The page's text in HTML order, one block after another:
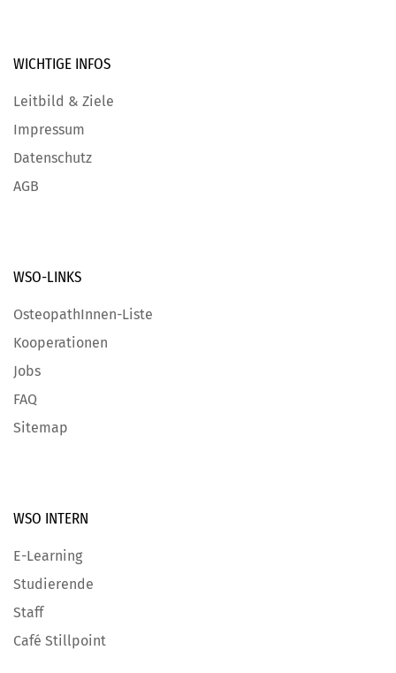
WICHTIGE INFOS
Leitbild & Ziele
Impressum
Datenschutz
AGB
WSO-LINKS
OsteopathInnen-Liste
Kooperationen
Jobs
FAQ
Sitemap
WSO INTERN
E-Learning
Studierende
Staff
Café Stillpoint